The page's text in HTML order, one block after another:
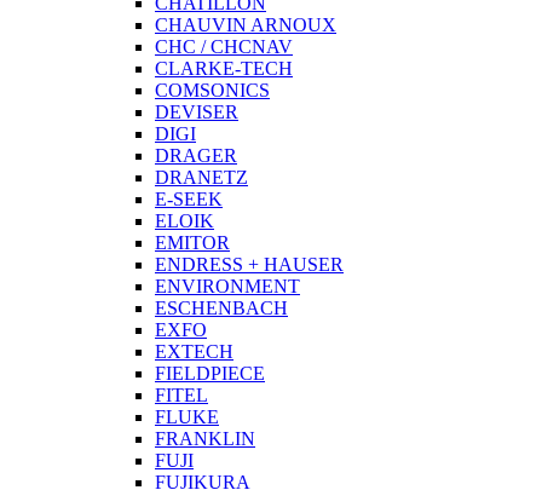
CHAUVIN ARNOUX
CHC / CHCNAV
CLARKE-TECH
COMSONICS
DEVISER
DIGI
DRAGER
DRANETZ
E-SEEK
ELOIK
EMITOR
ENDRESS + HAUSER
ENVIRONMENT
ESCHENBACH
EXFO
EXTECH
FIELDPIECE
FITEL
FLUKE
FRANKLIN
FUJI
FUJIKURA